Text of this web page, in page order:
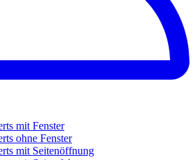
mit Fenster
ohne Fenster
mit Seitenöffnung